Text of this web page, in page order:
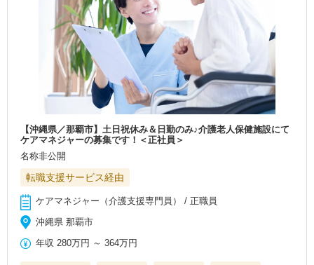
【沖縄県／那覇市】土日祝休み＆日勤のみ♪介護老人保健施設にて
ケアマネジャーの募集です！＜正社員＞
名称非公開
転職支援サービス経由
ケアマネジャー（介護支援専門員） / 正職員
沖縄県 那覇市
年収 280万円 ～364万円